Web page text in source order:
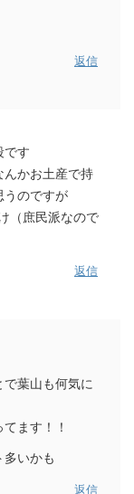
返信
です
んかお土産で持
うのですが
（庶民派なので
返信
葉山も何気に
ます！！
いかも
返信